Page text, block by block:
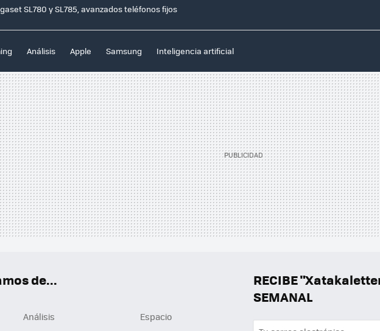
SL780 y SL785, avanzados teléfonos fijos
Análisis Apple Samsung Inteligencia artificial
RECIBE
SEMANAL
de...
Análisis Espacio